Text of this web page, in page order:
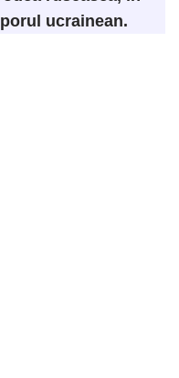
ucrainean.